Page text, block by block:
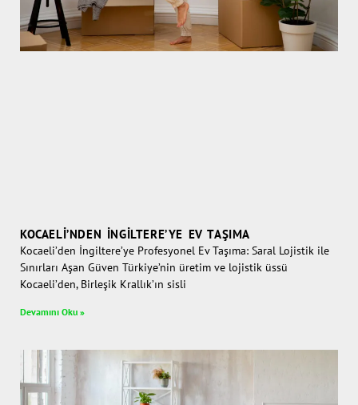
KOCAELI’NDEN İNGILTERE’YE EV TAŞIMA
Kocaeli’den İngiltere’ye Profesyonel Ev Taşıma: Saral Lojistik ile
Sınırları Aşan Güven Türkiye’nin üretim ve lojistik üssü
Kocaeli’den, Birleşik Krallık’ın sisli
Devamını Oku »